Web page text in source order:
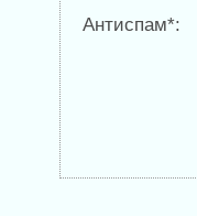
Антиспам*: